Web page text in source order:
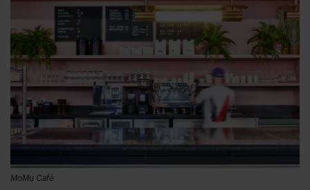
MoMu Café